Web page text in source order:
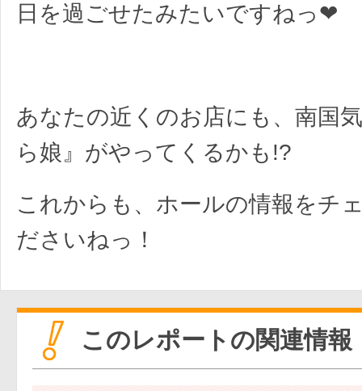
日を過ごせたみたいですねっ❤︎
あなたの近くのお店にも、南国
ら娘』がやってくるかも!?
これからも、ホールの情報をチ
ださいねっ！
このレポートの関連情報